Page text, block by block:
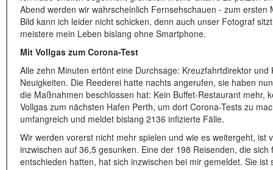
Abend werden wir wahrscheinlich Fernsehschauen - zum ersten
Bild kann ich leider nicht schicken, denn auch unser Fotograf
meistere mein Leben bislang ohne Smartphone.
Mit Vollgas zum Corona-Test
Alle zehn Minuten ertönt eine Durchsage: Kreuzfahrtdirektor
Neuigkeiten. Die Reederei hatte nachts angerufen, sie haben
die Maßnahmen beschlossen hat: Kein Buffet-Restaurant mehr,
Vollgas zum nächsten Hafen Perth, um dort Corona-Tests zu
umfangreich und meldet bislang 2136 infizierte Fälle.
Wir werden vorerst nicht mehr spielen und wie es weitergeht, ist
inzwischen auf 36,5 gesunken. Eine der 198 Reisenden, die
entschieden hatten, hat sich inzwischen bei mir gemeldet. Sie